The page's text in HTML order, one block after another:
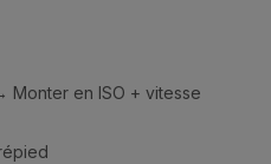
en ISO + vitesse